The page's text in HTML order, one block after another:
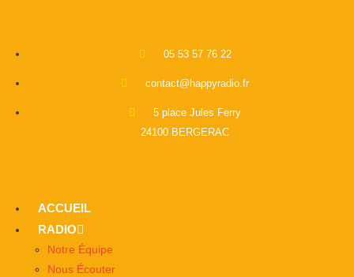
05 53 57 76 22
contact@happyradio.fr
5 place Jules Ferry
24100 BERGERAC
ACCUEIL
RADIO
Notre Équipe
Nous Écouter